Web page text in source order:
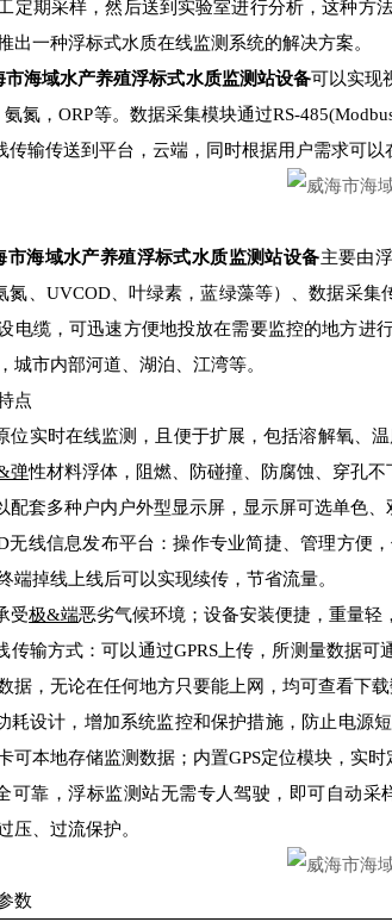
定期采样，然后送到实验室进行分析，这种方
出一种浮标式水质在线监测系统的解决方案。
市海域水产养殖浮标式水质监测站设备可以实现
氨氮，ORP等。数据采集模块通过RS-
传输传送到平台，云端，同时根据用户需求可
市海域水产养殖浮标式水质监测站设备主要由
氮、UVCOD、叶绿素，蓝绿藻等）、数据采集
电缆，可迅速方便地投放在需要监控的地方进
城市内部河道、湖泊、江湾等。
点
位实时在线监测，且便于扩展，包括溶解氧、
弹性材料浮体，阻燃、防碰撞、防腐蚀、穿孔不
配套多种户内户外型显示屏，显示屏可选单色、
无线信息发布平台：操作专业简捷、管理方便
端掉线上线后可以实现续传，节省流量。
受极&端恶劣气候环境；设备安装便捷，重量轻
传输方式：可以通过GPRS上传，所测量数据
据，无论在任何地方只要能上网，均可查看下载
耗设计，增加系统监控和保护措施，防止电源
可本地存储监测数据；内置GPS定位模块，实
可靠，浮标监测站无需专人驾驶，即可自动
压、过流保护。
数